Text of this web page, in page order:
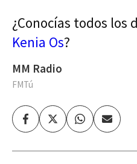
¿Conocías todos los
Kenia Os?
MM Radio
FMTú
FacebookTwitterWhatsapp
Enviar
por